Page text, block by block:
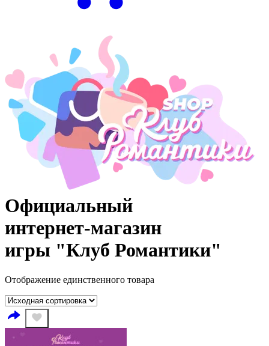
Официальный
интернет‑магазин
игры "Клуб Романтики"
Отображение единственного товара